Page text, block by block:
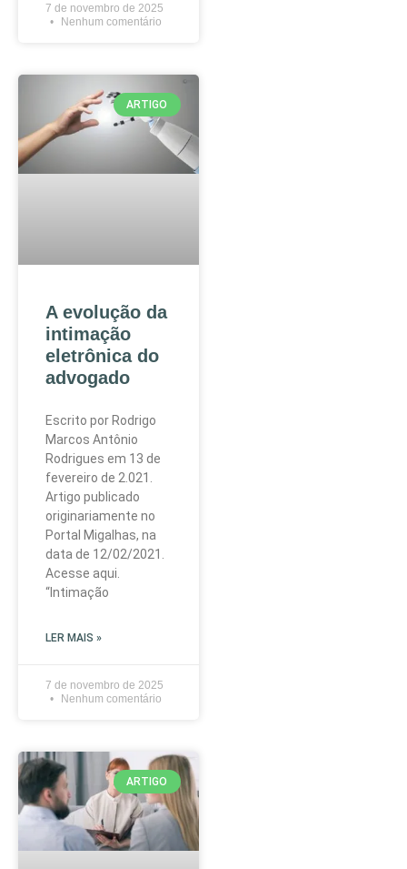
7 de novembro de 2025
Nenhum comentário
ARTIGO
A evolução da
intimação
eletrônica do
advogado
Escrito por Rodrigo
Marcos Antônio
Rodrigues em 13 de
fevereiro de 2.021.
Artigo publicado
originariamente no
Portal Migalhas, na
data de 12/02/2021.
Acesse aqui.
“Intimação
LER MAIS »
7 de novembro de 2025
Nenhum comentário
ARTIGO